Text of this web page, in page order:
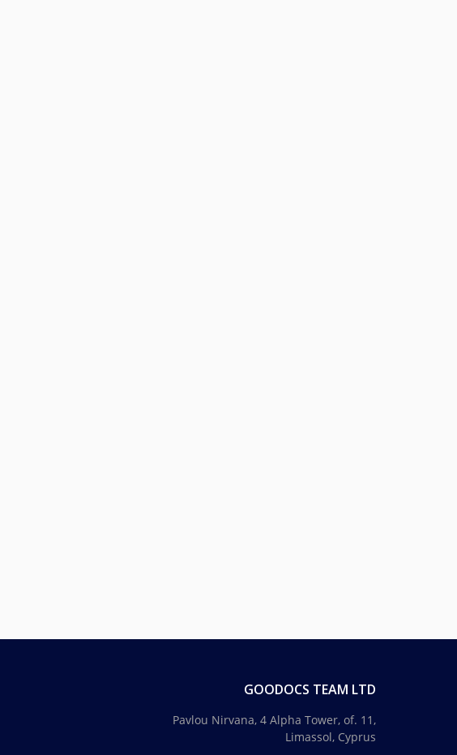
GOODOCS TEAM LTD
Pavlou Nirvana, 4 Alpha Tower, of. 11,
Limassol, Cyprus